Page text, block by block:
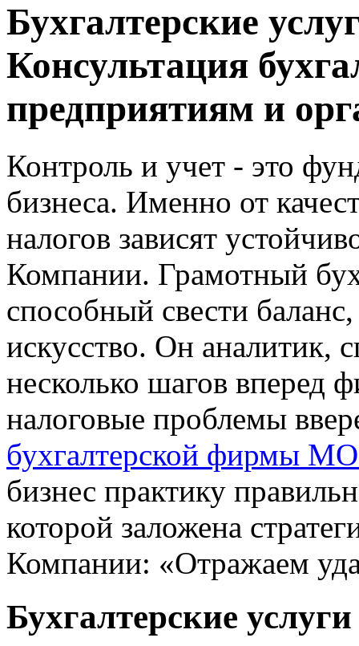
Бухгалтерские
Консультация
предприятиям и
Контроль и учет - это
бизнеса. Именно от
налогов зависят
Компании. Грамотный
способный свести
искусство. Он аналитик,
несколько шагов вперед
налоговые проблемы
бухгалтерской фирмы
бизнес практику
которой заложена
Компании: «Отражаем
Бухгалтерские